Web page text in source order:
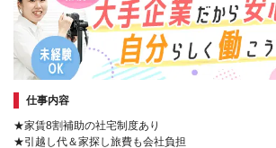
仕事内容
★家賃8割補助の社宅制度あり
★引越し代＆家探し旅費も会社負担